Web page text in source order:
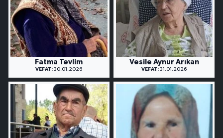
Fatma Tevlim
VEFAT: 30.01.2026
Vesile Aynur Arıkan
VEFAT: 31.01.2026